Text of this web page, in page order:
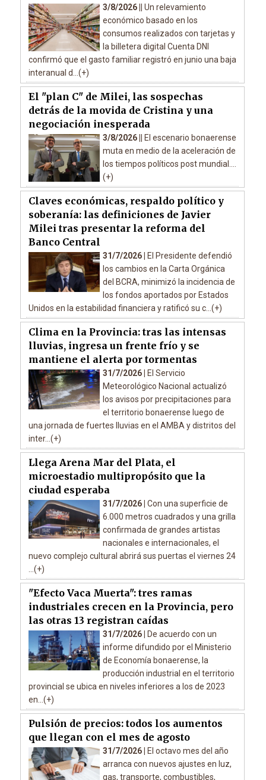
3/8/2026 || Un relevamiento
económico basado en los
consumos realizados con tarjetas y
la billetera digital Cuenta DNI
confirmó que el gasto familiar registró en junio una baja
interanual d...(+)
El "plan C" de Milei, las sospechas
detrás de la movida de Cristina y una
negociación inesperada
3/8/2026 ||
El escenario bonaerense
muta en medio de la aceleración de
los tiempos políticos post mundial....
(+)
Claves económicas, respaldo político y
soberanía: las definiciones de Javier
Milei tras presentar la reforma del
Banco Central
31/7/2026 |
El Presidente defendió
los cambios en la Carta Orgánica
del BCRA, minimizó la incidencia de
los fondos aportados por Estados
Unidos en la estabilidad financiera y ratificó su c...(+)
Clima en la Provincia: tras las intensas
lluvias, ingresa un frente frío y se
mantiene el alerta por tormentas
31/7/2026 |
El Servicio
Meteorológico Nacional actualizó
los avisos por precipitaciones para
el territorio bonaerense luego de
una jornada de fuertes lluvias en el AMBA y distritos del
inter...(+)
Llega Arena Mar del Plata, el
microestadio multipropósito que la
ciudad esperaba
31/7/2026 | Con una superficie de
6.000 metros cuadrados y una grilla
confirmada de grandes artistas
nacionales e internacionales, el
nuevo complejo cultural abrirá sus puertas el viernes 24
...(+)
"Efecto Vaca Muerta": tres ramas
industriales crecen en la Provincia, pero
las otras 13 registran caídas
31/7/2026 |
De acuerdo con un
informe difundido por el Ministerio
de Economía bonaerense, la
producción industrial en el territorio
provincial se ubica en niveles inferiores a los de 2023
en...(+)
Pulsión de precios: todos los aumentos
que llegan con el mes de agosto
31/7/2026 |
El octavo mes del año
arranca con nuevos ajustes en luz,
gas, transporte, combustibles,